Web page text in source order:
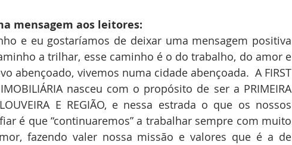
mensagem aos leitores:
e eu gostaríamos de deixar uma mensagem positiva
a trilhar, esse caminho é o do trabalho, do amor e
abençoado, vivemos numa cidade abençoada.  A FIRST
IMOBILIÁRIA nasceu com o propósito de ser a PRIMEIRA
E REGIÃO, e nessa estrada o que os nossos
é que “continuaremos” a trabalhar sempre com muito
fazendo valer nossa missão e valores que é a de